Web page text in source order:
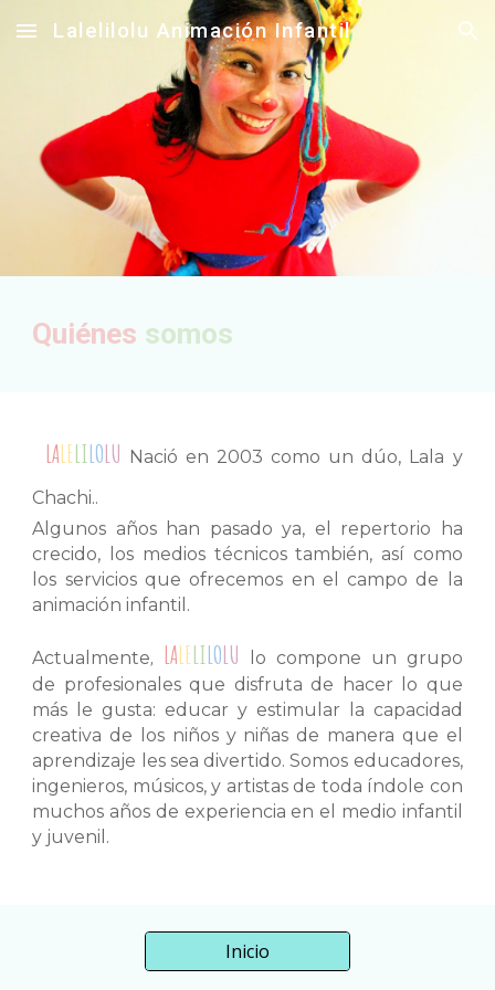
Skip to main content Skip to navigation
Lalelilolu Animación Infantil
Quiénes somos
LALELILOLU Nació en 2003 como un dúo, Lala y
Chachi..
Algunos años han pasado ya, el repertorio ha
crecido, los medios técnicos también, así como
los servicios que ofrecemos en el campo de la
animación infantil.
Actualmente, LALELILOLU
lo compone un grupo
de profesionales que disfruta de hacer lo que
más le gusta: educar y estimular la capacidad
creativa de los niños y niñas de manera que el
aprendizaje les sea divertido. Somos educadores,
ingenieros, músicos, y artistas de toda índole con
muchos años de experiencia en el medio infantil
y juvenil.
Inicio